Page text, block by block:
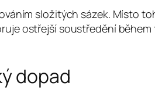
složitých sázek. Místo
ostřejší soustředění
dopad